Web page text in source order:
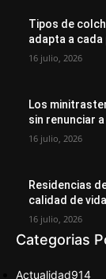
Tipos de
adapta a
16 julio, 2026
Los
sin renunciar
16 julio, 2026
Residencias
calidad de vida
16 julio, 2026
Categorias
Actualidad914